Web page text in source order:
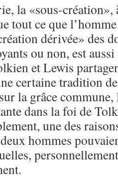
la «sous-
tout ce que
dérivée» des
ou non, est
et Lewis
certaine tradition
la grâce
dans la foi de
une des
hommes